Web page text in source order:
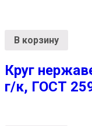
В корзину
Круг
г/к, ГОСТ